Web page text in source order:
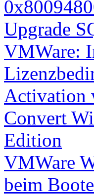
Upgrade
VMWare:
Activation
Convert
Edition
VMWare
beim